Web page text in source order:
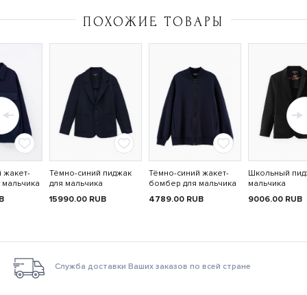
ПОХОЖИЕ ТОВАРЫ
жакет-
Тёмно-синий пиджак
для мальчика
15990.00 RUB
Тёмно-синий жакет-
бомбер для мальчика
4789.00 RUB
Школьный
мальчика
9006.00 RUB
Служба доставки Ваших заказов по всей стране